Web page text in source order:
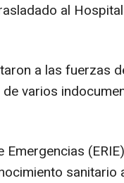
al
a las fuerzas
varios
sanitario